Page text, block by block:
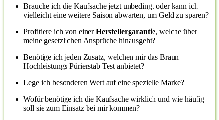
Brauche ich die Kaufsache jetzt unbedingt oder kann ich
vielleicht eine weitere Saison abwarten, um Geld zu sparen?
Profitiere ich von einerHerstellergarantie, welche über
meine gesetzlichen Ansprüche hinausgeht?
Benötige ich jeden Zusatz, welchen mir das Braun
Hochleistungs Pürierstab Test anbietet?
Lege ich besonderen Wert auf eine spezielle Marke?
Wofür benötige ich die Kaufsache wirklich und wie häufig
soll sie zum Einsatz bei mir kommen?